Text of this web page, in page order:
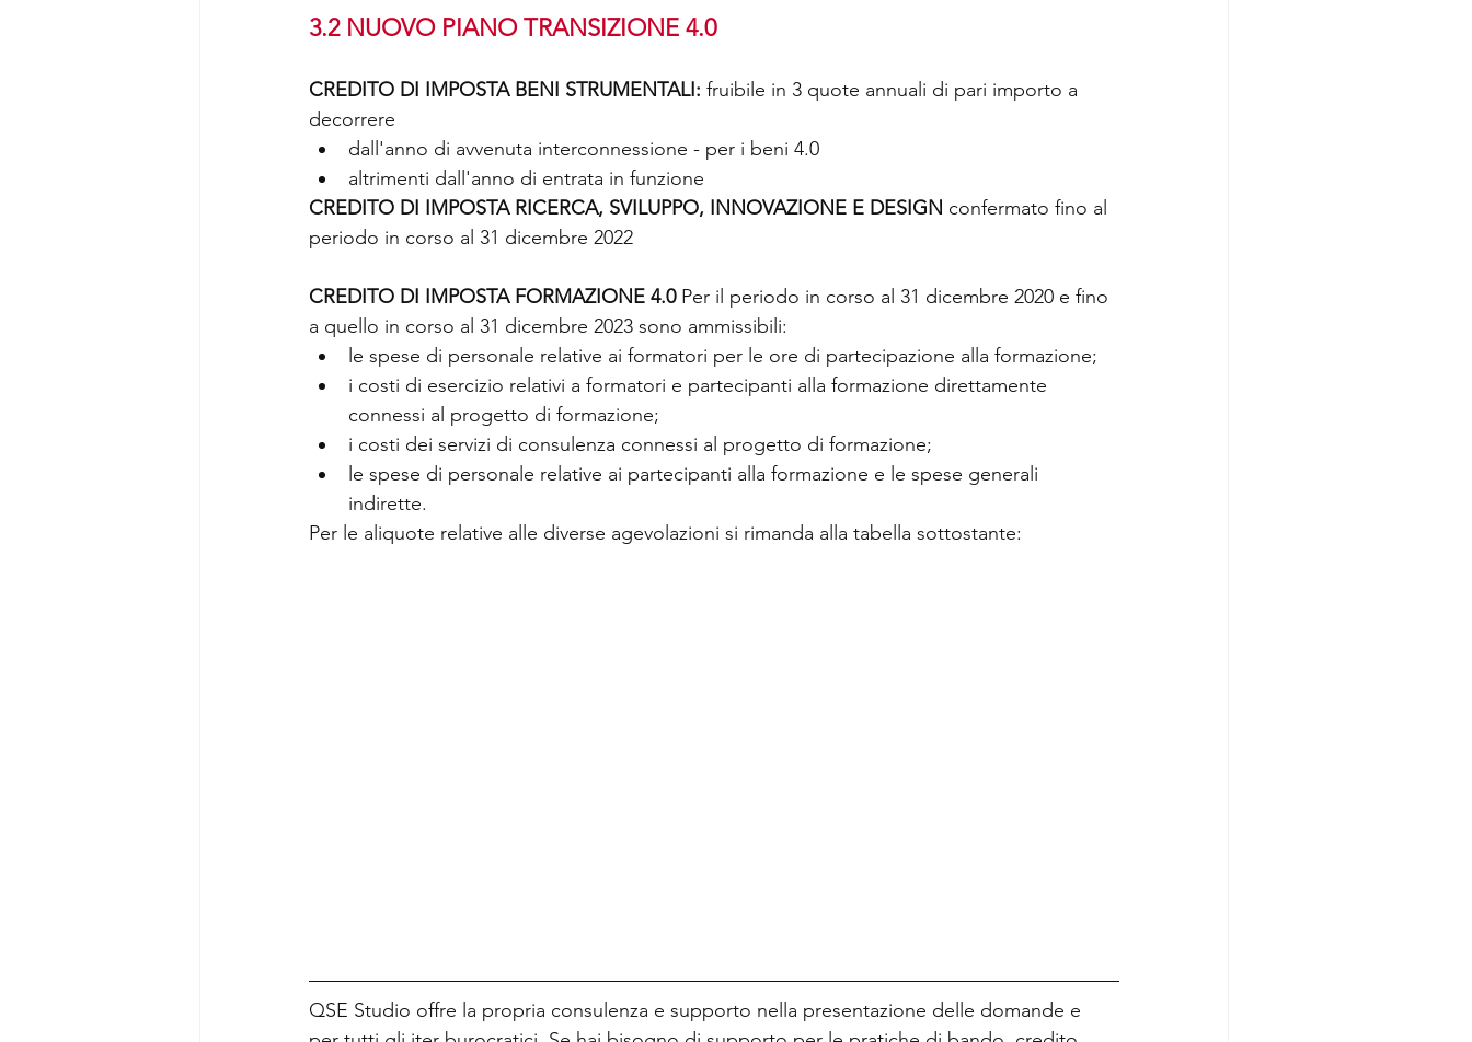
3.2 NUOVO PIANO TRANSIZIONE 4.0
CREDITO DI IMPOSTA BENI STRUMENTALI: fruibile in 3 quote annuali di pari importo a
decorrere
dall'anno di avvenuta interconnessione - per i beni 4.0
altrimenti dall'anno di entrata in funzione
CREDITO DI IMPOSTA RICERCA, SVILUPPO, INNOVAZIONE E DESIGN confermato fino al
periodo in corso al 31 dicembre 2022
CREDITO DI IMPOSTA FORMAZIONE 4.0 Per il periodo in corso al 31 dicembre 2020 e fino
a quello in corso al 31 dicembre 2023 sono ammissibili:
le spese di personale relative ai formatori per le ore di partecipazione alla formazione;
i costi di esercizio relativi a formatori e partecipanti alla formazione direttamente
connessi al progetto di formazione;
i costi dei servizi di consulenza connessi al progetto di formazione;
le spese di personale relative ai partecipanti alla formazione e le spese generali
indirette.
Per le aliquote relative alle diverse agevolazioni si rimanda alla tabella sottostante:
QSE Studio offre la propria consulenza e supporto nella presentazione delle domande e